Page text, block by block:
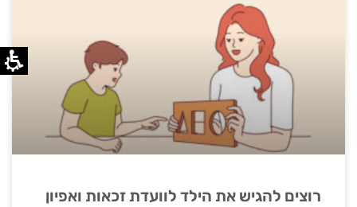
רוצים להגיש את הילד לוועדת זכאות ואפיון